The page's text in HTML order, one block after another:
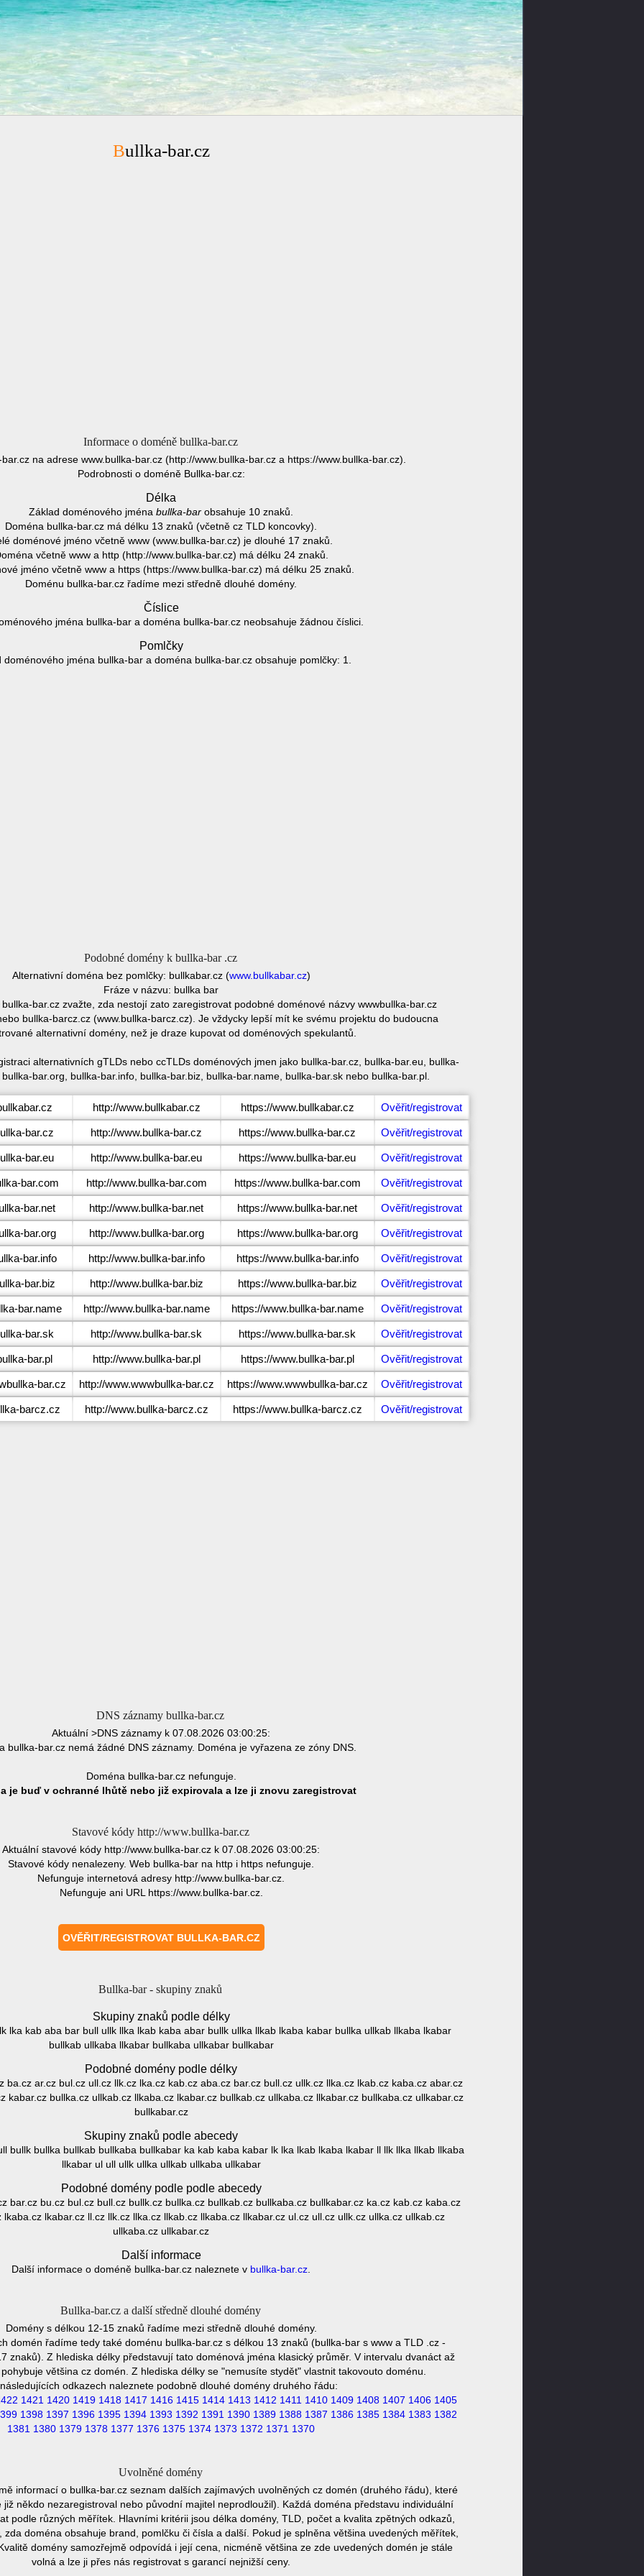
Bullka-bar.cz
Informace o doméně bullka-bar.cz
na adrese www.bullka-bar.cz (http://www.bullka-bar.cz a https://www.bullka-bar.cz).
Podrobnosti o doméně Bullka-bar.cz:
Délka
Základ doménového jména bullka-bar obsahuje 10 znaků.
Doména bullka-bar.cz má délku 13 znaků (včetně cz TLD koncovky).
doménové jméno včetně www (www.bullka-bar.cz) je dlouhé 17 znaků.
včetně www a http (http://www.bullka-bar.cz) má délku 24 znaků.
jméno včetně www a https (https://www.bullka-bar.cz) má délku 25 znaků.
Doménu bullka-bar.cz řadíme mezi středně dlouhé domény.
Číslice
jména bullka-bar a doména bullka-bar.cz neobsahuje žádnou číslici.
Pomlčky
doménového jména bullka-bar a doména bullka-bar.cz obsahuje pomlčky: 1.
Podobné domény k bullka-bar .cz
Alternativní doména bez pomlčky: bullkabar.cz (www.bullkabar.cz)
Fráze v názvu: bullka bar
bar.cz zvažte, zda nestojí zato zaregistrovat podobné doménové názvy wwwbullka-bar.cz
bullka-barcz.cz (www.bullka-barcz.cz). Je vždycky lepší mít ke svému projektu do budoucna
alternativní domény, než je draze kupovat od doménových spekulantů.
alternativních gTLDs nebo ccTLDs doménových jmen jako bullka-bar.cz, bullka-bar.eu, bullka-
bar.org, bullka-bar.info, bullka-bar.biz, bullka-bar.name, bullka-bar.sk nebo bullka-bar.pl.
http://www.bullkabar.cz https://www.bullkabar.cz Ověřit/registrovat
bar.cz http://www.bullka-bar.cz https://www.bullka-bar.cz Ověřit/registrovat
bar.eu http://www.bullka-bar.eu https://www.bullka-bar.eu Ověřit/registrovat
bar.com http://www.bullka-bar.com https://www.bullka-bar.com Ověřit/registrovat
bar.net http://www.bullka-bar.net https://www.bullka-bar.net Ověřit/registrovat
bar.org http://www.bullka-bar.org https://www.bullka-bar.org Ověřit/registrovat
bar.info http://www.bullka-bar.info https://www.bullka-bar.info Ověřit/registrovat
bar.biz http://www.bullka-bar.biz https://www.bullka-bar.biz Ověřit/registrovat
bar.name http://www.bullka-bar.name https://www.bullka-bar.name Ověřit/registrovat
bar.sk http://www.bullka-bar.sk https://www.bullka-bar.sk Ověřit/registrovat
bar.pl http://www.bullka-bar.pl https://www.bullka-bar.pl Ověřit/registrovat
bar.cz http://www.wwwbullka-bar.cz https://www.wwwbullka-bar.cz Ověřit/registrovat
barcz.cz http://www.bullka-barcz.cz https://www.bullka-barcz.cz Ověřit/registrovat
DNS záznamy bullka-bar.cz
Aktuální >DNS záznamy k 07.08.2026 03:00:25:
bullka-bar.cz nemá žádné DNS záznamy. Doména je vyřazena ze zóny DNS.
Doména bullka-bar.cz nefunguje.
je buď v ochranné lhůtě nebo již expirovala a lze ji znovu zaregistrovat
Stavové kódy http://www.bullka-bar.cz
Aktuální stavové kódy http://www.bullka-bar.cz k 07.08.2026 03:00:25:
Stavové kódy nenalezeny. Web bullka-bar na http i https nefunguje.
Nefunguje internetová adresy http://www.bullka-bar.cz.
Nefunguje ani URL https://www.bullka-bar.cz.
Bullka-bar - skupiny znaků
Skupiny znaků podle délky
lka kab aba bar bull ullk llka lkab kaba abar bullk ullka llkab lkaba kabar bullka ullkab llkaba lkabar
bullkab ullkaba llkabar bullkaba ullkabar bullkabar
Podobné domény podle délky
ba.cz ar.cz bul.cz ull.cz llk.cz lka.cz kab.cz aba.cz bar.cz bull.cz ullk.cz llka.cz lkab.cz kaba.cz abar.cz
kabar.cz bullka.cz ullkab.cz llkaba.cz lkabar.cz bullkab.cz ullkaba.cz llkabar.cz bullkaba.cz ullkabar.cz
bullkabar.cz
Skupiny znaků podle abecedy
bullk bullka bullkab bullkaba bullkabar ka kab kaba kabar lk lka lkab lkaba lkabar ll llk llka llkab llkaba
llkabar ul ull ullk ullka ullkab ullkaba ullkabar
Podobné domény podle podle abecedy
bar.cz bu.cz bul.cz bull.cz bullk.cz bullka.cz bullkab.cz bullkaba.cz bullkabar.cz ka.cz kab.cz kaba.cz
lkaba.cz lkabar.cz ll.cz llk.cz llka.cz llkab.cz llkaba.cz llkabar.cz ul.cz ull.cz ullk.cz ullka.cz ullkab.cz
ullkaba.cz ullkabar.cz
Další informace
Další informace o doméně bullka-bar.cz naleznete v bullka-bar.cz
Bullka-bar.cz a další středně dlouhé domény
Domény s délkou 12-15 znaků řadíme mezi středně dlouhé domény.
domén řadíme tedy také doménu bullka-bar.cz s délkou 13 znaků (bullka-bar s www a TLD .cz -
znaků). Z hlediska délky představují tato doménová jména klasický průměr. V intervalu dvanáct až
většina cz domén. Z hlediska délky se "nemusíte stydět" vlastnit takovouto doménu.
odkazech naleznete podobně dlouhé domény druhého řádu:
1421 1420 1419 1418 1417 1416 1415 1414 1413 1412 1411 1410 1409 1408 1407 1406 1405
1398 1397 1396 1395 1394 1393 1392 1391 1390 1389 1388 1387 1386 1385 1384 1383 1382
1381 1380 1379 1378 1377 1376 1375 1374 1373 1372 1371 1370
Uvolněné domény
informací o bullka-bar.cz seznam dalších zajímavých uvolněných cz domén (druhého řádu), které
již někdo nezaregistroval nebo původní majitel neprodloužil). Každá doména představu individuální
podle různých měřítek. Hlavními kritérii jsou délka domény, TLD, počet a kvalita zpětných odkazů,
zda doména obsahuje brand, pomlčku či čísla a další. Pokud je splněna většina uvedených měřítek,
domény samozřejmě odpovídá i její cena, nicméně většina ze zde uvedených domén je stále
volná a lze ji přes nás registrovat s garancí nejnižší ceny.